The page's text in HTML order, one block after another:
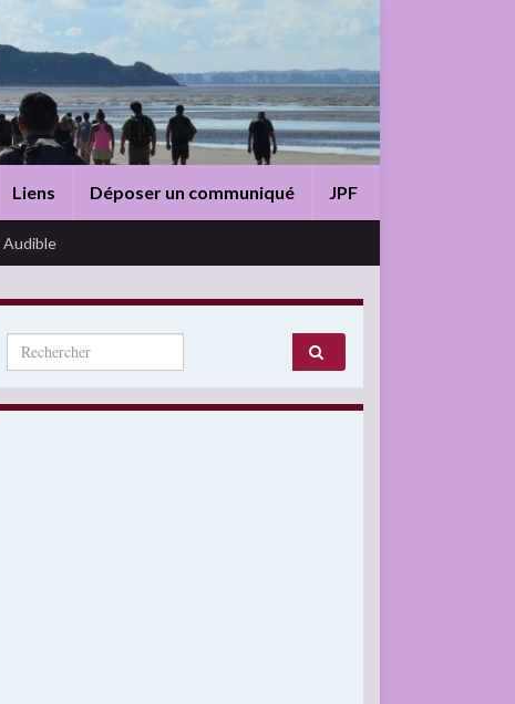
Liens Déposer un communiqué JPF
Audible
Search for: